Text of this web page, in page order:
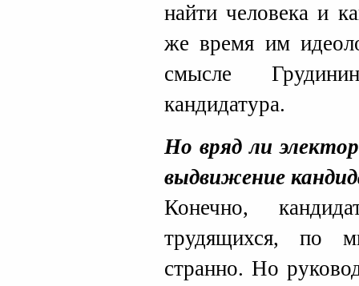
найти человека и
же время им
смысле
кандидатура.
Но вряд ли
выдвижение
Конечно,
трудящихся, по
странно. Но